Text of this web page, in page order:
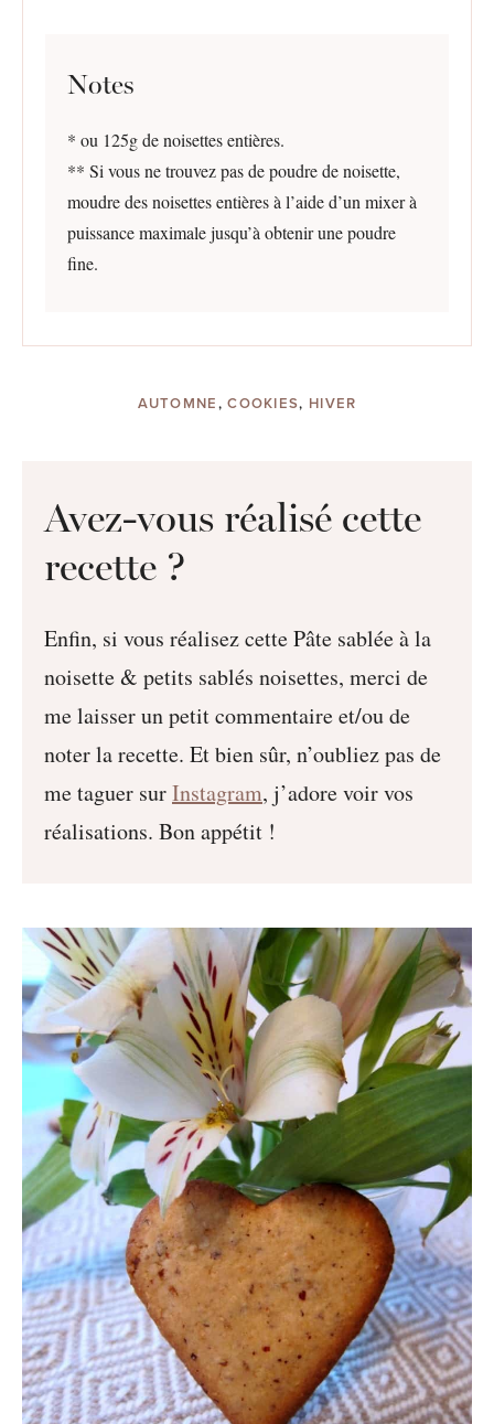
Notes
* ou 125g de noisettes entières.
** Si vous ne trouvez pas de poudre de noisette,
moudre des noisettes entières à l’aide d’un mixer à
puissance maximale jusqu’à obtenir une poudre
fine.
AUTOMNE,COOKIES, HIVER
Avez-vous réalisé cette
recette ?
Enfin, si vous réalisez cette Pâte sablée à la
noisette & petits sablés noisettes, merci de
me laisser un petit commentaire et/ou de
noter la recette. Et bien sûr, n’oubliez pas de
me taguer surInstagram, j’adore voir vos
réalisations. Bon appétit !